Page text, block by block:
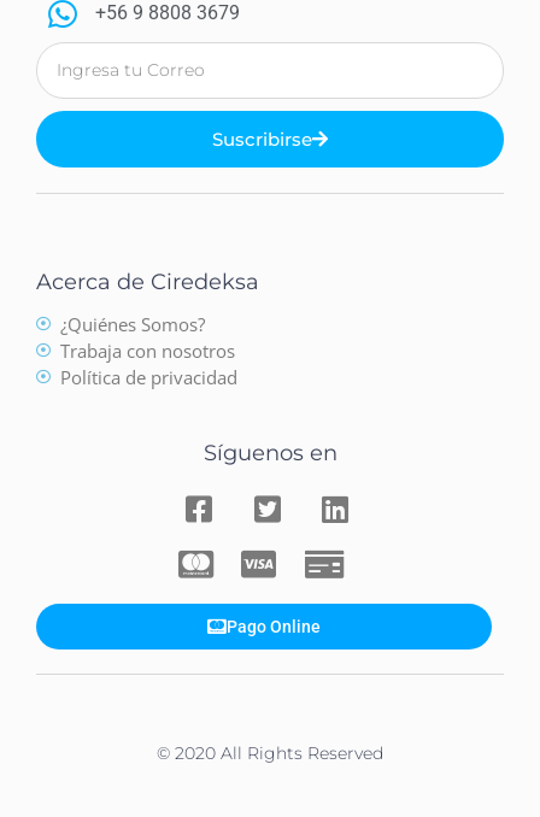
+56 9 8808 3679
Suscribirse
Pago Online
Síguenos en
Acerca de Ciredeksa
¿Quiénes Somos?
Trabaja con nosotros
Política de privacidad
© 2020 All Rights Reserved